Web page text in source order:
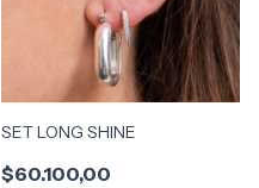
SET LONG SHINE
$60.100,00